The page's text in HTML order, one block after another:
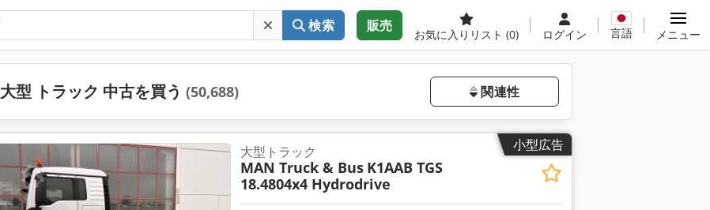
検索 販売
お気に入りリスト (0) ログイン 言語 メニュー
大型 トラック 中古を買う (50,688) 関連性
小型広告
大型トラック
MAN Truck & Bus K1AAB TGS
18.4804x4 Hydrodrive